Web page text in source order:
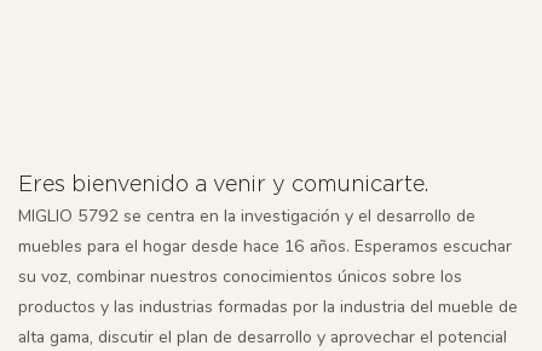
Eres bienvenido a venir y comunicarte.
MIGLIO 5792 se centra en la investigación y el desarrollo de
muebles para el hogar desde hace 16 años. Esperamos escuchar
su voz, combinar nuestros conocimientos únicos sobre los
productos y las industrias formadas por la industria del mueble de
alta gama, discutir el plan de desarrollo y aprovechar el potencial